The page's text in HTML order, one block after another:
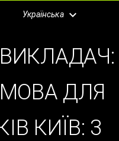
Українська
ДЛЯ
КИЇВ: 3